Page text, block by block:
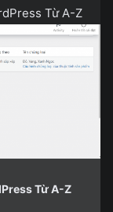
Từ A-Z
Từ A-Z